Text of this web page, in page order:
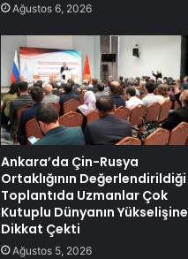
Ağustos 6, 2026
Ankara’da Çin-Rusya
Ortaklığının Değerlendirildiği
Toplantıda Uzmanlar Çok
Kutuplu Dünyanın Yükselişine
Dikkat Çekti
Ağustos 5, 2026